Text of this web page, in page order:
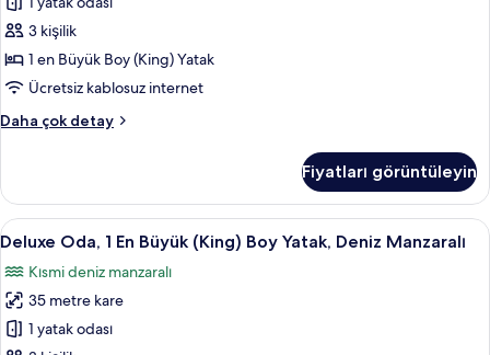
fazla
detay
(King)
Boy
Yatak
tüm
3 kişilik
1 en Büyük Boy (King) Yatak
Ücretsiz kablosuz internet
Daha çok detay
Deluxe
Büyük
(King)
Boy
hakkında
daha
fazla
detay
Fiyatları görüntüleyin
Deluxe
Oda,
1
En
Büyük
Kaliteli yatak takımı, Tempur-Pedic
11
Deluxe Oda, 1 En Büyük (King) Boy Yatak, Deniz Manzaralı
Kısmi deniz manzaralı
35 metre kare
1 yatak odası